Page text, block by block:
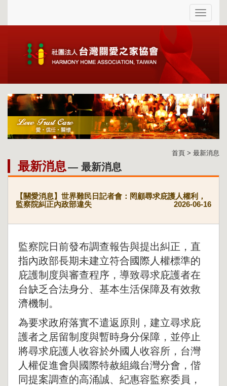
首頁 > 最新消息
最新消息— 最新消息
【關愛消息】世界難民日記者會：罔顧尋求庇護人權利，
監察院糾正內政部違失
2026-06-16
監察院日前發布調查報告與提出糾正，直
指內政部長期未建立符合國際人權標準的
庇護制度與審查程序，導致尋求庇護者在
台缺乏合法身分、基本生活保障及有效救
濟機制。
為要求政府落實不遣返原則，建立尋求庇
護者之居留制度與暫時身分保障，並停止
將尋求庇護人收容於外國人收容所，台灣
人權促進會與國際特赦組織台灣分會，偕
同提案調查的高涌誠、紀惠容監察委員，